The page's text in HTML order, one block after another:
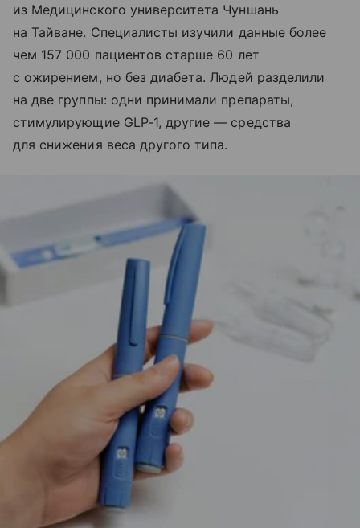
из Медицинского университета Чуншань
на Тайване. Специалисты изучили данные более
чем 157 000 пациентов старше 60 лет
с ожирением, но без диабета. Людей разделили
на две группы: одни принимали препараты,
стимулирующие GLP‑1, другие — средства
для снижения веса другого типа.